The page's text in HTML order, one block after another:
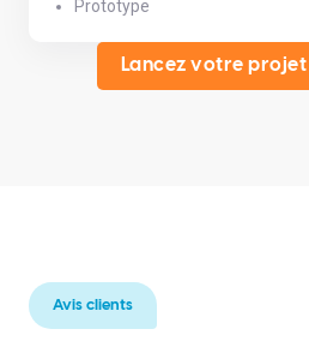
Prototype
Lancez votre projet
Avis clients